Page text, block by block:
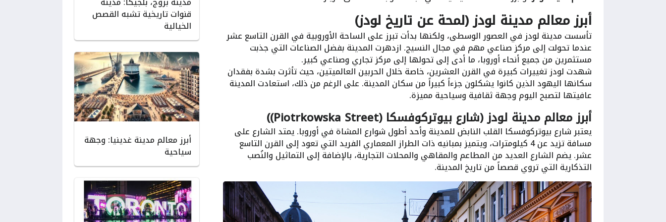
قنوات تاريخية تشبه القصص
الخيالية
أبرز معالم مدينة غدينيا: وجهة
سياحية
أبرز معالم مدينة لودز (لمحة عن تاريخ لودز)
تأسست مدينة لودز في العصور الوسطى، ولكنها بدأت تبرز على الساحة الأوروبية في القرن التاسع عشر
عندما تحولت إلى مركز صناعي مهم في مجال النسيج. ازدهرت المدينة بفضل الصناعات التي جذبت
مستثمرين من جميع أنحاء أوروبا، ما أدى إلى تحولها إلى مركز تجاري وصناعي كبير.
شهدت لودز تغييرات كبيرة في القرن العشرين، خاصة خلال الحربين العالميتين، حيث تأثرت بشدة بفقدان
سكانها اليهود الذين كانوا يشكلون جزءاً كبيراً من سكان المدينة. على الرغم من ذلك، استعادت المدينة
عافيتها لتصبح اليوم وجهة ثقافية وسياحية مميزة.
أبرز معالم مدينة لودز (شارع بيوتركوفسكا (Piotrkowska Street))
يعتبر شارع بيوتركوفسكا القلب النابض للمدينة وأحد أطول شوارع المشاة في أوروبا. يمتد الشارع على
مسافة تزيد عن 4 كيلومترات، ويتميز بمبانيه ذات الطراز المعماري الفريد التي تعود إلى القرن التاسع
عشر. يضم الشارع العديد من المطاعم والمقاهي والمحلات التجارية، بالإضافة إلى التماثيل والنُصب
التذكارية التي تروي قصصاً من تاريخ المدينة.